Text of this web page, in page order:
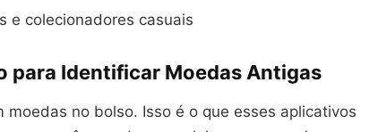
e colecionadores casuais
para Identificar Moedas Antigas
moedas no bolso. Isso é o que esses aplicativos